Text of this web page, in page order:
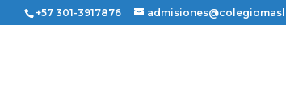
+57 301-3917876